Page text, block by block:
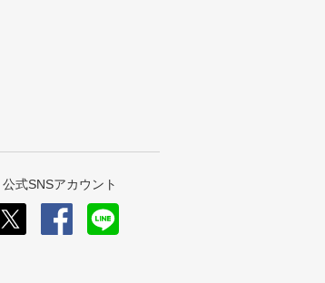
式SNSアカウント